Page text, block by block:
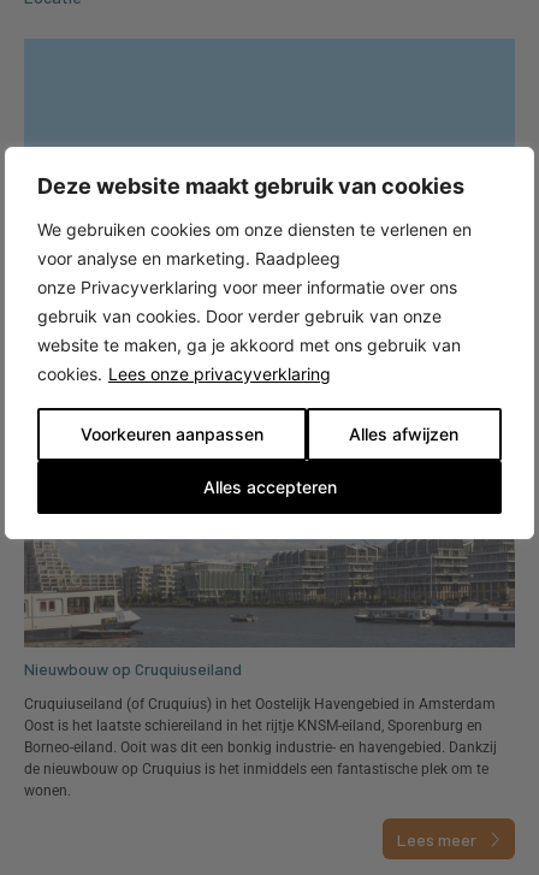
Deze website maakt gebruik van cookies
We gebruiken cookies om onze diensten te verlenen en
voor analyse en marketing. Raadpleeg
onze Privacyverklaring voor meer informatie over ons
gebruik van cookies. Door verder gebruik van onze
website te maken, ga je akkoord met ons gebruik van
cookies. Lees onze privacyverklaring
Voorkeuren aanpassen Alles afwijzen
Alles accepteren
Nieuwbouw op Cruquiuseiland
Cruquiuseiland (of Cruquius) in het Oostelijk Havengebied in Amsterdam
Oost is het laatste schiereiland in het rijtje KNSM-eiland, Sporenburg en
Borneo-eiland. Ooit was dit een bonkig industrie- en havengebied. Dankzij
de nieuwbouw op Cruquius is het inmiddels een fantastische plek om te
wonen.
Lees meer